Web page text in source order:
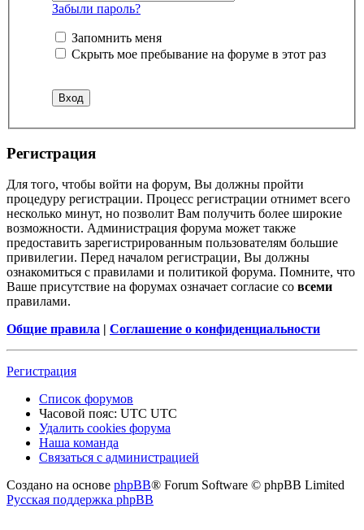
Забыли пароль?
Запомнить меня
Скрыть мое пребывание на форуме в этот раз
Регистрация
Для того, чтобы войти на форум, Вы должны пройти
процедуру регистрации. Процесс регистрации отнимет всего
несколько минут, но позволит Вам получить более широкие
возможности. Администрация форума может также
предоставить зарегистрированным пользователям большие
привилегии. Перед началом регистрации, Вы должны
ознакомиться с правилами и политикой форума. Помните, что
Ваше присутствие на форумах означает согласие со всеми
правилами.
Общие правила | Соглашение о конфиденциальности
Регистрация
Список форумов
Часовой пояс: UTC UTC
Удалить cookies форума
Наша команда
Связаться с администрацией
Создано на основе phpBB® Forum Software © phpBB Limited
Русская поддержка phpBB